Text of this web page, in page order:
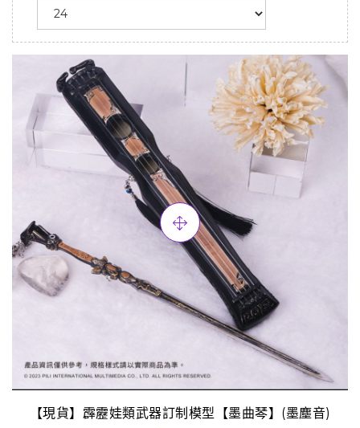
【現貨】霹靂娃類武器訂制模型【墨曲琴】(墨塵音)